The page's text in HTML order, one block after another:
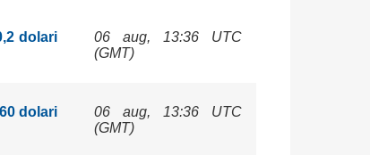
dolari
06 aug, 13:36 UTC
(GMT)
dolari
06 aug, 13:36 UTC
(GMT)